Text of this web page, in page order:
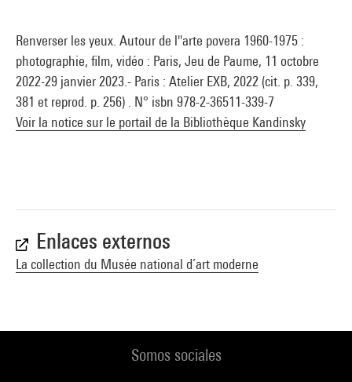
Renverser les yeux. Autour de l''arte povera 1960-1975 :
photographie, film, vidéo : Paris, Jeu de Paume, 11 octobre
2022-29 janvier 2023.- Paris : Atelier EXB, 2022 (cit. p. 339,
381 et reprod. p. 256) . N° isbn 978-2-36511-339-7
Voir la notice sur le portail de la Bibliothèque Kandinsky
Enlaces externos
La collection du Musée national d’art moderne
Somos sociales